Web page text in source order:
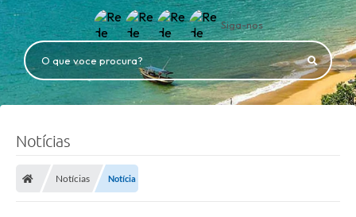
Siga-nos
O que voce procura?
Notícias
Notícias Notícia